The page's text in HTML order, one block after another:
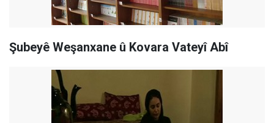
Şubeyê Weşanxane û Kovara Vateyî Abî